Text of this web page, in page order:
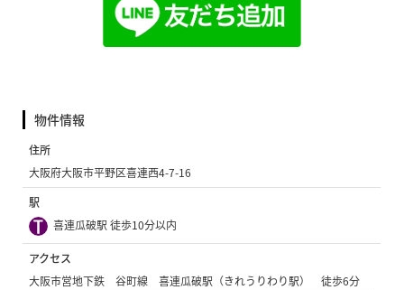
物件情報
住所
大阪府大阪市平野区喜連西4-7-16
駅
喜連瓜破駅 徒歩10分以内
アクセス
大阪市営地下鉄 谷町線 喜連瓜破駅（きれうりわり駅） 徒歩6分